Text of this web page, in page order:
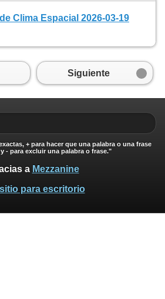
Clima Espacial 2026-03-19
Siguiente
+ para hacer que una palabra o una frase
- para excluir una palabra o frase."
a Mezzanine
para escritorio